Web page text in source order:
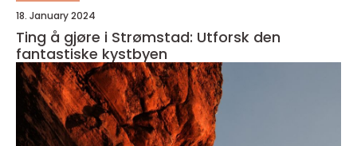
18. January 2024
Ting å gjøre i Strømstad: Utforsk den
fantastiske kystbyen